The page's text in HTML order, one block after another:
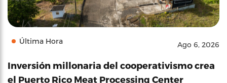
Última Hora Ago 6, 2026
Inversión millonaria del cooperativismo crea
el Puerto Rico Meat Processing Center